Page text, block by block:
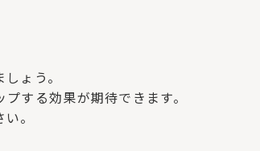
ょう。
する効果が期待できます。
。